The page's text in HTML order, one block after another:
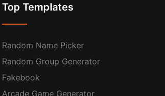
Top Templates
Random Name Picker
Random Group Generator
Fakebook
Arcade Game Generator